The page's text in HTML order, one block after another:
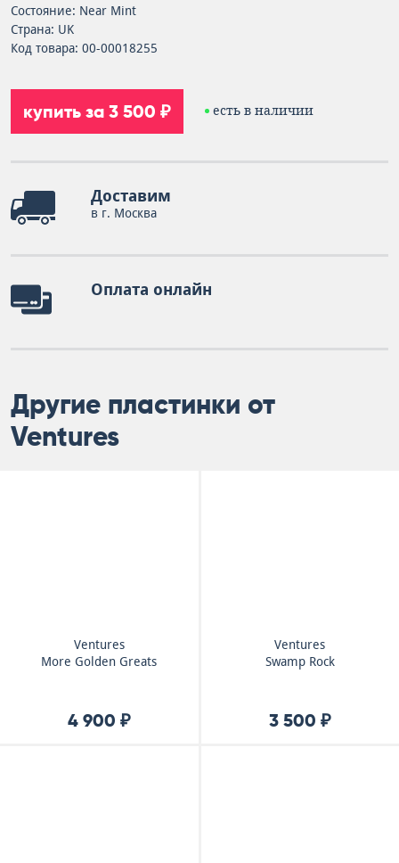
Состояние: Near Mint
Страна: UK
Код товара: 00-00018255
купить за 3 500 ₽ есть в наличии
Доставим
в г. Москва
Оплата онлайн
Другие пластинки от
Ventures
Ventures
More Golden Greats
4 900 ₽
Ventures
Swamp Rock
3 500 ₽